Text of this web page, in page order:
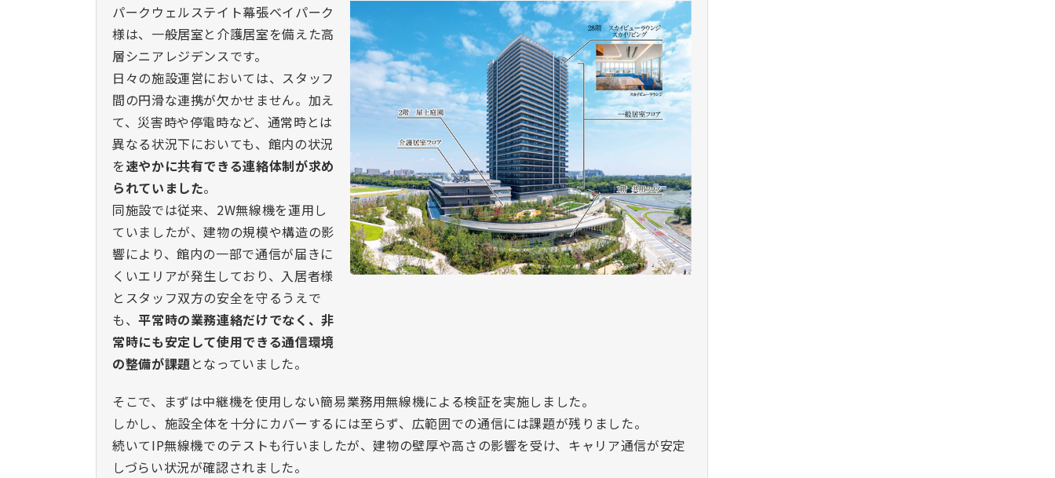
パークウェルステイト幕張ベイパーク
様は、一般居室と介護居室を備えた高
層シニアレジデンスです。
日々の施設運営においては、スタッフ
間の円滑な連携が欠かせません。加え
て、災害時や停電時など、通常時とは
異なる状況下においても、館内の状況
を速やかに共有できる連絡体制が求め
られていました。
同施設では従来、2W無線機を運用し
ていましたが、建物の規模や構造の影
響により、館内の一部で通信が届きに
くいエリアが発生しており、入居者様
とスタッフ双方の安全を守るうえで
も、平常時の業務連絡だけでなく、非
常時にも安定して使用できる通信環境
の整備が課題となっていました。
そこで、まずは中継機を使用しない簡易業務用無線機による検証を実施しました。
しかし、施設全体を十分にカバーするには至らず、広範囲での通信には課題が残りました。
続いてIP無線機でのテストも行いましたが、建物の壁厚や高さの影響を受け、キャリア通信が安定
しづらい状況が確認されました。